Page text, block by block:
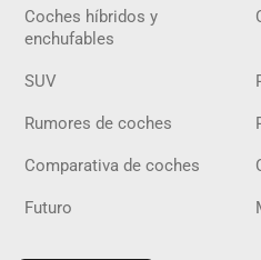
Coches híbridos y
enchufables
SUV
Rumores de coches
Comparativa de coches
Futuro